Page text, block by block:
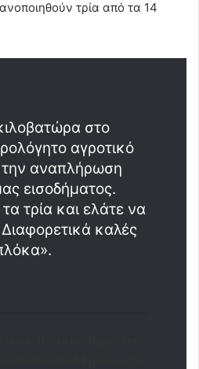
τρία από τα 14
στο
αγροτικό
την αναπλήρωση
εισοδήματος.
τρία και ελάτε να
καλές